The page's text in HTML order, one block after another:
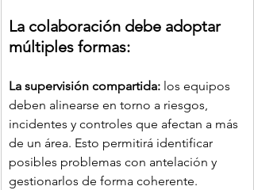
La colaboración debe adoptar
múltiples formas:
La supervisión compartida: los equipos
deben alinearse en torno a riesgos,
incidentes y controles que afectan a más
de un área. Esto permitirá identificar
posibles problemas con antelación y
gestionarlos de forma coherente.